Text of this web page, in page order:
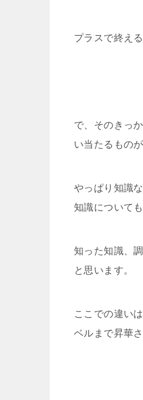
プラスで終え
で、そのきっ
い当たるもの
やっぱり知識
知識について
知った知識、
と思います。
ここでの違い
ベルまで昇華